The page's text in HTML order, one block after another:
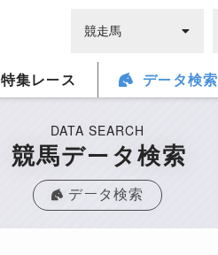
特集レース データ検索
DATA SEARCH
競馬データ検索
データ検索